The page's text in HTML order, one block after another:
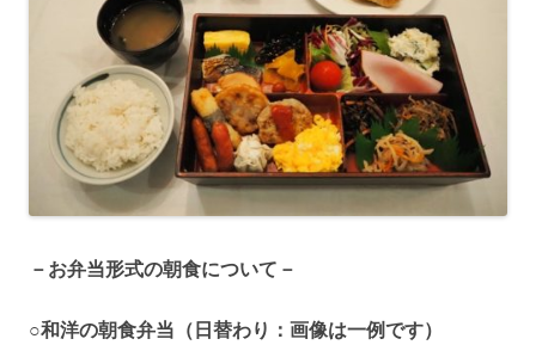
－お弁当形式の朝食について－
○和洋の朝食弁当（日替わり：画像は一例です）